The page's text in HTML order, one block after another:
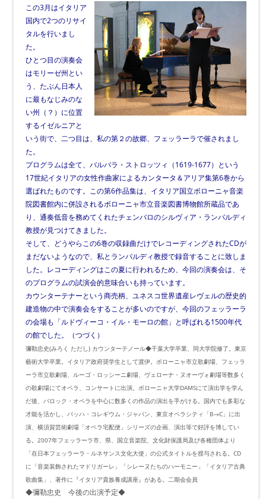
この3月はイタリア
国内で2つのリサイ
タルを行いまし
た。
ひとつ目の演奏会
はモリーゼ州とい
う、たぶん日本人
に最もなじみのな
い州（？）に位置
するイゼルニアと
いう街で、二つ目は、私の第２の故郷、フェッラーラで催されまし
た。
プログラムは全て、バルバラ・ストロッツィ（1619-1677）という
17世紀イタリアの女性作曲家によるカンタータ＆アリア集第6巻から
選ばれたものです。この第6作品集は、イタリア国立ボローニャ音楽
院図書館内に併設されるボローニャ市立音楽図書博物館所蔵品であ
り、通奏低音を務めてくれたチェンバロのシルヴィア・ランバルディ
教授が見つけてきました。
そして、どうやらこの6巻の収録曲だけでレコーディングされたCDが
まだないようなので、私とランバルディ教授で録音することに致しま
した。レコーディングはこの夏に行われるため、今回の演奏会は、そ
のプログラムの試演会的意味合いも持っています。
カウンターテナーという商売柄、ユネスコ世界遺産レヴェルの歴史的
建造物の中で演奏会をすることが多いのですが、今回のフェッラーラ
の会場も「ルドヴィーコ・イル・モーロの館」と呼ばれる1500年代
の館でした。（つづく）
彌勒忠史(みろく ただし) カウンターテノール◆千葉大学卒業、同大学院修了。東京
藝術大学卒業。イタリア政府奨学生として渡伊。ボローニャ市立歌劇場、フェッラ
ーラ市立歌劇場、ルーゴ・ロッシーニ劇場、ヴェローナ・ヌオーヴォ劇場等数多く
の歌劇場にてオペラ、コンサートに出演。ボローニャ大学DAMSにて演出学を学ん
だ後、バロック・オペラを中心に数多くの作品の演出を手がける。国内でも多彩な
才能を活かし、バッハ・コレギウム・ジャパン、東京オペラシティ「B→C」に出
演、横須賀芸術劇場「オペラ宅配便」シリーズの企画、演出等で好評を博してい
る。2007年フェッラーラ市、県、国立音楽院、文化財保護局及び各種団体より
「在日本フェッラーラ・ルネサンス文化大使」の公式タイトルを授与される。CD
に「音楽装飾されたマドリガーレ」「シレーヌたちのハーモニー」「イタリア古典
歌曲集」、著作に『イタリア貴族養成講座』がある。二期会会員
◆彌勒忠史 今後の出演予定◆